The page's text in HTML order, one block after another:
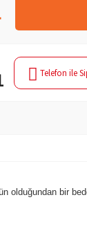
Telefon ile
olduğundan bir